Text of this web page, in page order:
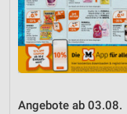
Angebote ab 03.08.